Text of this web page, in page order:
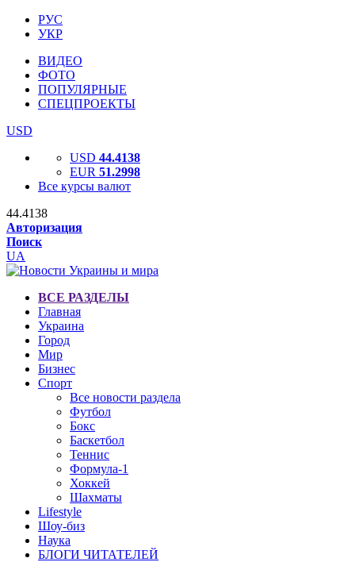
РУС
УКР
ВИДЕО
ФОТО
ПОПУЛЯРНЫЕ
СПЕЦПРОЕКТЫ
USD
USD 44.4138
EUR 51.2998
Все курсы валют
44.4138
Авторизация
Поиск
UA
ВСЕ РАЗДЕЛЫ
Главная
Украина
Город
Мир
Бизнес
Спорт
Все новости раздела
Футбол
Бокс
Баскетбол
Теннис
Формула-1
Хоккей
Шахматы
Lifestyle
Шоу-биз
Наука
БЛОГИ ЧИТАТЕЛЕЙ